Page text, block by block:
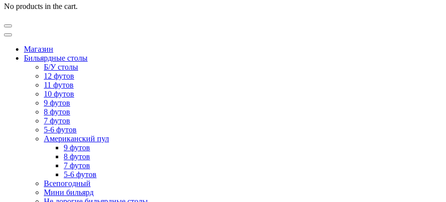
No products in the cart.
Магазин
Бильярдные столы
Б/У столы
12 футов
11 футов
10 футов
9 футов
8 футов
7 футов
5-6 футов
Американский пул
9 футов
8 футов
7 футов
5-6 футов
Всепогодный
Мини бильярд